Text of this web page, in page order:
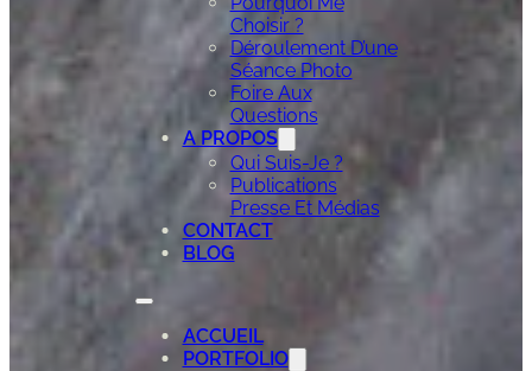
Choisir ?
Déroulement D’une
Séance Photo
Foire Aux
Questions
A PROPOS
Qui Suis-Je ?
Publications
Presse Et Médias
CONTACT
BLOG
ACCUEIL
PORTFOLIO